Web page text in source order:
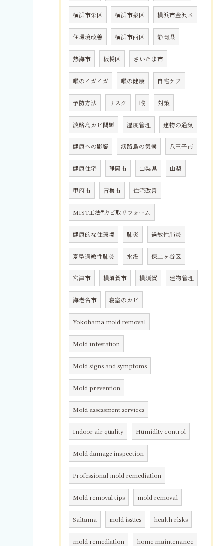
横浜市栄区 横浜市泉区 横浜市金沢区
住環境改善 横浜市西区 静岡県
熱海市 板橋区 さいたま市
喉のイガイガ 喉の健康 自宅ケア
予防方法 リスク 喉 対策
淡路島カビ問題 湿度管理 建物の通気
健康への影響 淡路島の気候 八王子市
健康住宅 静岡市 山梨県 山梨
甲府市 青梅市 住宅改善
MIST工法®カビ取リフォーム
健康的な住環境 肺炎 過敏性肺炎
夏型過敏性肺炎 水没 保土ヶ谷区
宮津市 横須賀市 横須賀 建物管理
海老名市 寝室のカビ
Yokohama mold removal
Mold infestation
Mold signs and symptoms
Mold prevention
Mold assessment services
Indoor air quality Humidity control
Mold damage inspection
Professional mold remediation
Mold removal tips mold removal
Saitama mold issues health risks
mold remediation home maintenance